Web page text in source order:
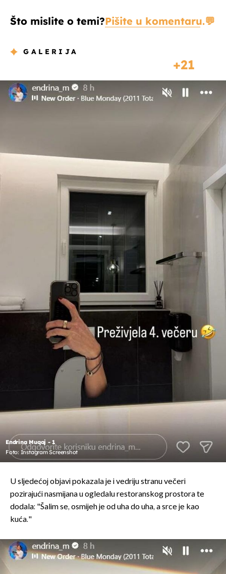
Što mislite o temi?Pišite u komentaru.
GALERIJA
21
Endrina Muqaj - 1
Foto: Instagram Screenshot
U sljedećoj objavi pokazala je i vedriju stranu večeri
pozirajući nasmijana u ogledalu restoranskog prostora te
dodala: "Šalim se, osmijeh je od uha do uha, a srce je kao
kuća."